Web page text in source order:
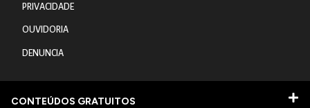
PRIVACIDADE
OUVIDORIA
DENUNCIA
CONTEÚDOS GRATUITOS